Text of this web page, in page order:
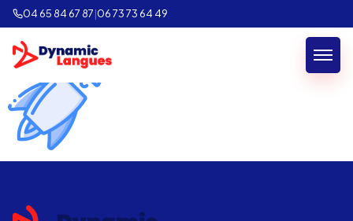
04 65 84 67 87|06 73 73 64 49
rocket